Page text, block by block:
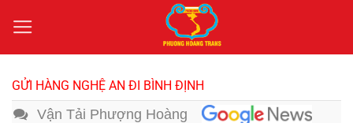
qua
nội
dung
GỬI HÀNG NGHỆ AN ĐI BÌNH ĐỊNH
Vận Tải Phượng Hoàng